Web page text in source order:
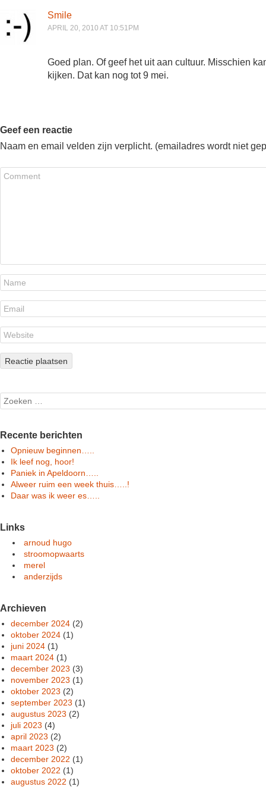
Smile
APRIL 20, 2010 AT 10:51PM
Goed plan. Of geef het uit aan cultuur. Misschien
kijken. Dat kan nog tot 9 mei.
Geef een reactie
Naam en email velden zijn verplicht. (emailadres wordt niet
Search
Recente berichten
Opnieuw beginnen…..
Ik leef nog, hoor!
Paniek in Apeldoorn…..
Alweer ruim een week thuis…..!
Daar was ik weer es…..
Links
arnoud hugo
stroomopwaarts
merel
anderzijds
Archieven
december 2024 (2)
oktober 2024 (1)
juni 2024 (1)
maart 2024 (1)
december 2023 (3)
november 2023 (1)
oktober 2023 (2)
september 2023 (1)
augustus 2023 (2)
juli 2023 (4)
april 2023 (2)
maart 2023 (2)
december 2022 (1)
oktober 2022 (1)
augustus 2022 (1)